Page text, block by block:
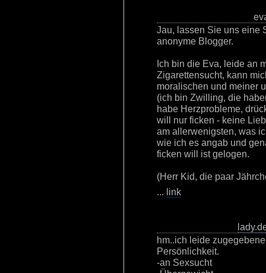
Jau, lassen Sie uns eine
anonyme Blogger.
Ich bin die Eva, leide an
Zigarettensucht, kann
moralischen und meiner
(ich bin Zwilling, die
habe Herzprobleme,
will nur ficken - keine
am allerwenigsten, was
wie ich es angab und
ficken will ist gelogen.
(Herr Kid, die paar
... link
hm..ich leide
Persönlichkeit.
-an Sexsucht